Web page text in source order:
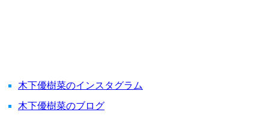
木下優樹菜のインスタグラム
木下優樹菜のブログ